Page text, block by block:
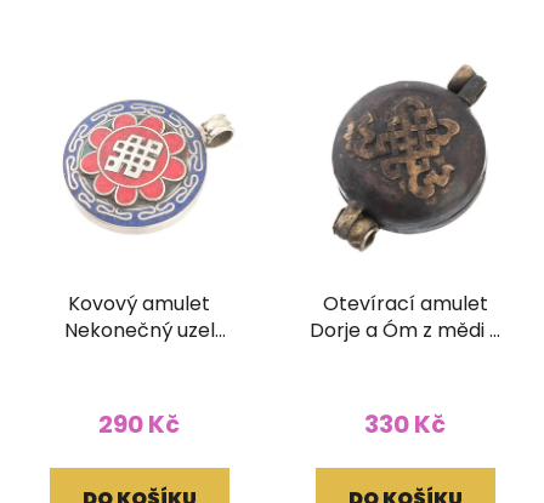
Kovový amulet
Nekonečný uzel
290 Kč
Otevírací amulet
Dorje a Óm z mědi a
330 Kč